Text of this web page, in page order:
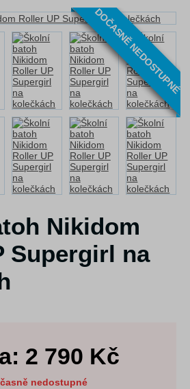
DOČASNĚ NEDOSTUPNÉ
Nikidom
Supergirl na
2 790 Kč
nedostupné